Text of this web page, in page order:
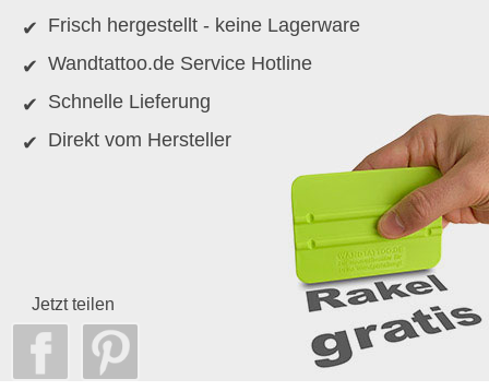
Frisch hergestellt - keine Lagerware
Wandtattoo.de Service Hotline
Schnelle Lieferung
Direkt vom Hersteller
Jetzt teilen